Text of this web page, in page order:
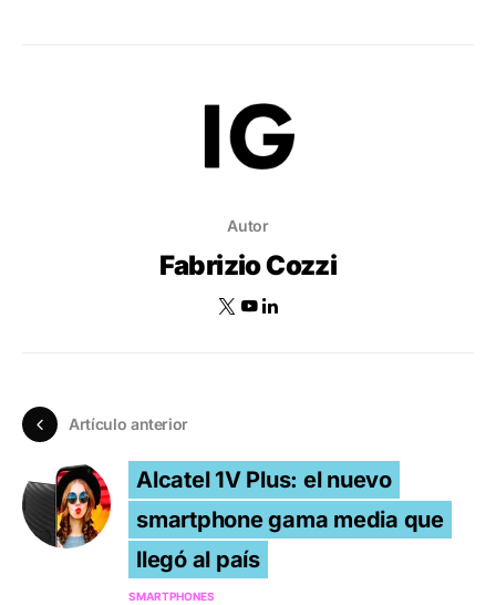
Autor
Fabrizio Cozzi
Artículo anterior
Alcatel 1V Plus: el nuevo
smartphone gama media que
llegó al país
SMARTPHONES